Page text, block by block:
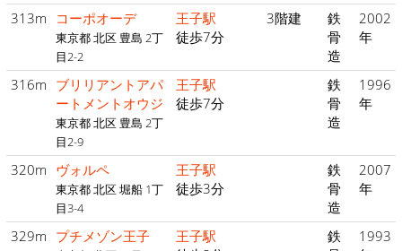
313m コーポオーデ
東京都 北区 豊島 2丁
目2-2
王子駅
徒歩7分
3階建
鉄
骨
造
2002
年
316m ブリリアントアパ
ートメントオウジ
東京都 北区 豊島 2丁
目2-9
王子駅
徒歩7分
鉄
骨
造
1996
年
320m ヴォルペ
東京都 北区 堀船 1丁
目3-4
王子駅
徒歩3分
鉄
骨
造
2007
年
329m プチメゾン王子
王子駅
鉄
1993